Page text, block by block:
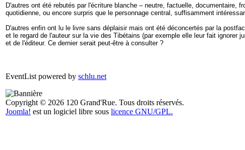
D'autres ont été rebutés par l'écriture blanche – neutre, factuelle,
quotidienne, ou encore surpris que le personnage central, suffisamment
D'autres enfin ont lu le livre sans déplaisir mais ont été déconcertés par la
et le regard de l'auteur sur la vie des Tibétains (par exemple elle leur fait
et de l'éditeur. Ce dernier serait peut-être à consulter ?
EventList powered by schlu.net
Copyright © 2026 120 Grand'Rue. Tous droits réservés.
Joomla! est un logiciel libre sous licence GNU/GPL.